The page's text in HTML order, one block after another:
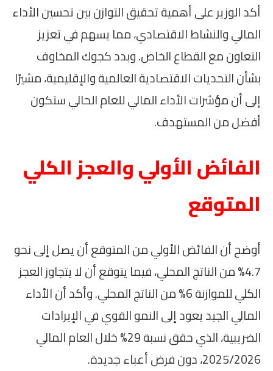
أكد الوزير على أهمية تحقيق التوازن بين تحسين الأداء
المالي والنشاط الاقتصادي، مما يسهم في تعزيز
التعاون مع القطاع الخاص. وبدد كجوك المخاوف
بشأن التحديات الاقتصادية العالمية والإقليمية، مشيرًا
إلى أن مؤشرات الأداء المالي للعام الحالي ستكون
أفضل من المستهدف.
الفائض الأولي والعجز الكلي
المتوقع
أوضح أن الفائض الأولي من المتوقع أن يصل إلى نحو
4.7% من الناتج المحلي، فيما يتوقع أن لا يتجاوز العجز
الكلي للموازنة 6% من الناتج المحلي. وأكد أن الأداء
المالي الجيد يعود إلى النمو القوي في الإيرادات
الضريبية، الذي حقق نسبة 29% خلال العام المالي
2025/2026، دون فرض أعباء جديدة.